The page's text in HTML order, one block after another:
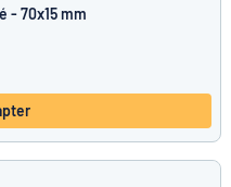
- 70x15 mm